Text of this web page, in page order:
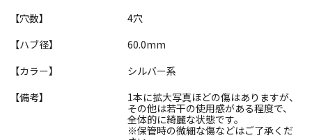
【穴数】
4穴
【ハブ径】
60.0mm
【カラー】
シルバー系
【備考】
1本に拡大写真ほどの傷はありますが、
その他は若干の使用感がある程度で、
全体的に綺麗な状態です。
※保管時の微細な傷などはご了承くだ